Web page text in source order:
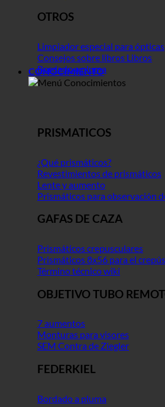
OTROS
Limpiador especial para ópticas
Consejos sobre libros Libros
Bordado a pluma
CONOCIMIENTO
PRISMATICOS
¿Qué prismáticos?
Revestimientos de prismáticos
Lente y aumento
Prismáticos para observación
GAFAS DE CAZA
Prismáticos crepusculares
Prismáticos 8x56 para el
Término técnico wiki
OBJETIVO TUBO
7 aumentos
Monturas para visores
SEM Contra de Ziegler
FEDERKIEL
Bordado a pluma